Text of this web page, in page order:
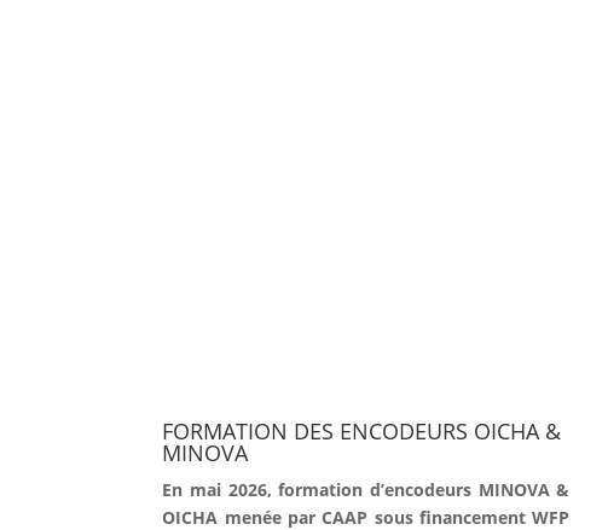
FORMATION DES ENCODEURS OICHA &
MINOVA
En mai 2026, formation d’encodeurs MINOVA &
OICHA menée par CAAP sous financement WFP